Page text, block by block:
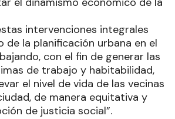
intervenciones integrales
de la planificación urbana en el
con el fin de generar las
de trabajo y habitabilidad,
el nivel de vida de las vecinas
de manera equitativa y
de justicia social”.